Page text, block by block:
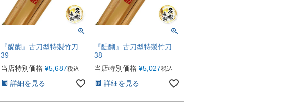
『醍醐』古刀型特製竹刀
39
当店特別価格 ¥5,687税込
詳細を見る
『醍醐』古刀型特製竹刀
38
当店特別価格 ¥5,027税込
詳細を見る